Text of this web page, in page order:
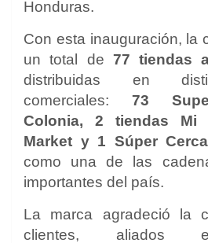
Honduras.
Con esta inauguración, la
un total de 77 tiendas
distribuidas en
comerciales: 73
Colonia, 2 tiendas Mi
Market y 1 Súper Cerca
como una de las
importantes del país.
La marca agradeció la
clientes, aliados